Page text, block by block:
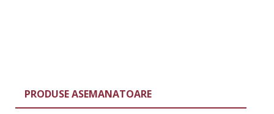
PRODUSE ASEMANATOARE